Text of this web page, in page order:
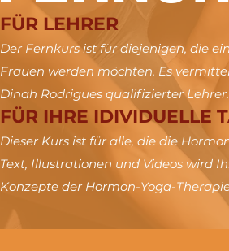
FÜR LEHRER
Der Fernkurs ist für diejenigen, die
Frauen werden möchten. Es
Dinah Rodrigues qualifizierter Lehrer.
FÜR IHRE IDIVIDUELLE
Dieser Kurs ist für alle, die die
Text, Illustrationen und Videos wird
Konzepte der Hormon-Yoga-